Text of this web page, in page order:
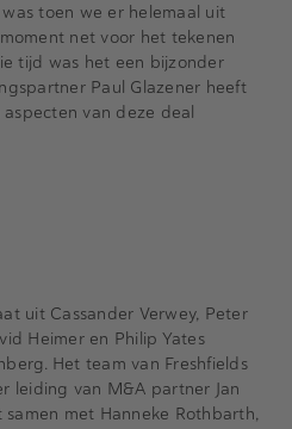
toen we er helemaal uit
net voor het tekenen
tijd was het een bijzonder
Paul Glazener heeft
van deze deal
uit Cassander Verwey, Peter
Heimer en Philip Yates
Het team van Freshfields
leiding van M&A partner Jan
met Hanneke Rothbarth,